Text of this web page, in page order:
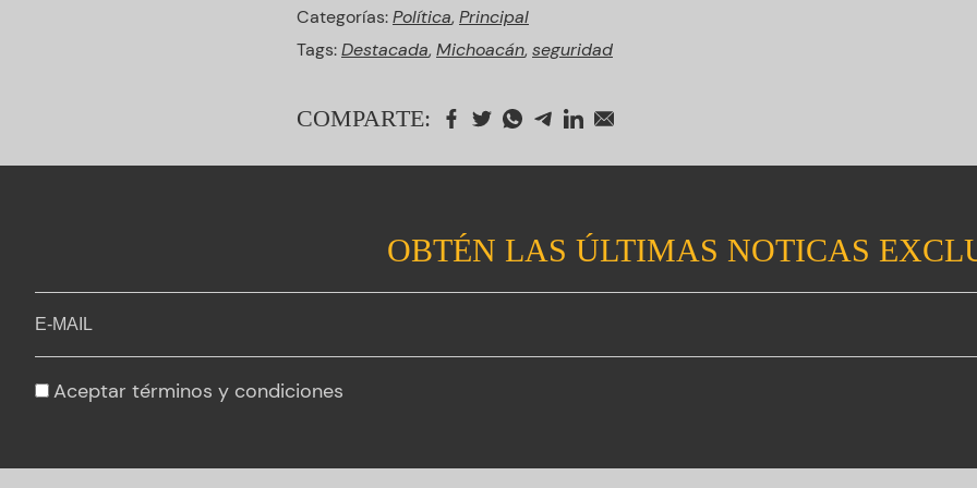
Categorías:Política, Principal
Tags:Destacada, Michoacán, seguridad
COMPARTE:
OBTÉN LAS ÚLTIMAS NOTICAS
Aceptar términos y condiciones